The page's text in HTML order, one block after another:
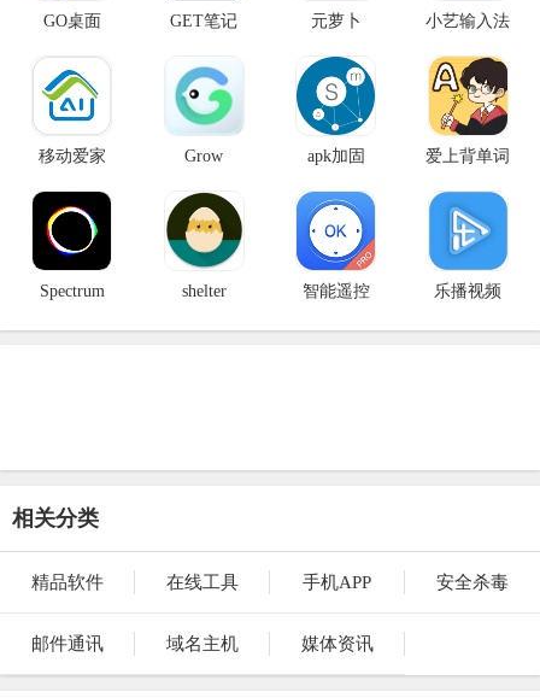
GO桌面 GET笔记 元萝卜 小艺输入法
移动爱家 Grow apk加固 爱上背单词
Spectrum shelter 智能遥控 乐播视频
相关分类
精品软件 在线工具 手机APP 安全杀毒
邮件通讯 域名主机 媒体资讯